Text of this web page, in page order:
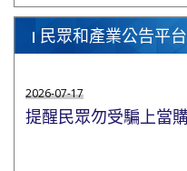
民眾和產業公告平台
2026-07-17
提醒民眾勿受騙上當